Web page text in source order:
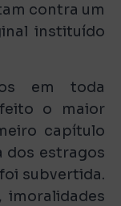
contra um
instituído
em toda
o maior
capítulo
dos estragos
subvertida.
imoralidades